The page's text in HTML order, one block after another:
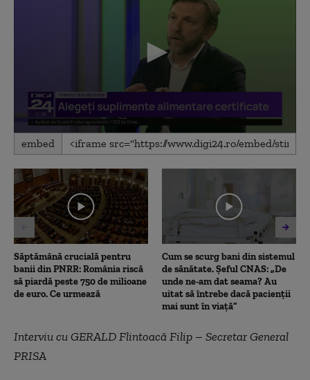
0
seconds
10
minutes,
52
seconds
embed
Săptămână crucială pentru
banii din PNRR: România riscă
să piardă peste 750 de milioane
de euro. Ce urmează
Cum se scurg bani din sistemul
de sănătate. Șeful CNAS: „De
unde ne-am dat seama? Au
uitat să întrebe dacă pacienții
mai sunt în viață”
Interviu cu GERALD Flintoacă Filip – Secretar General
PRISA